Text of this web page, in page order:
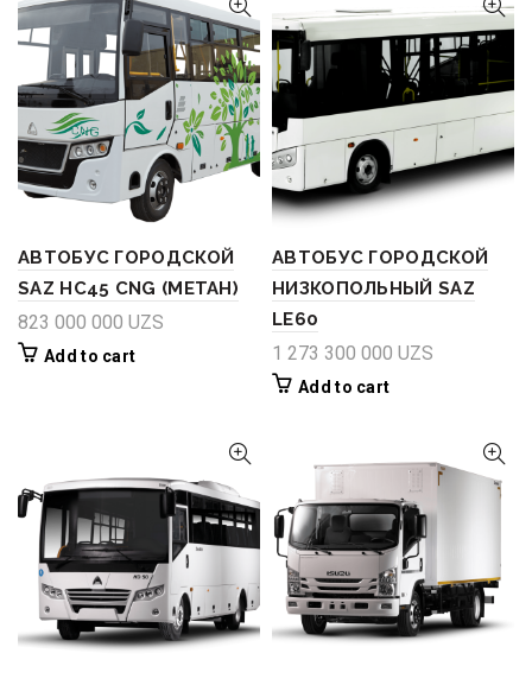
АВТОБУС ГОРОДСКОЙ
SAZ HC45 CNG (МЕТАН)
823 000 000 UZS
Add to cart
АВТОБУС ГОРОДСКОЙ
НИЗКОПОЛЬНЫЙ SAZ
LE60
1 273 300 000 UZS
Add to cart